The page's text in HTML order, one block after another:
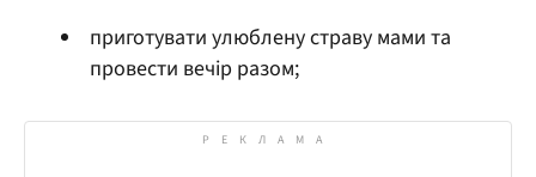
приготувати улюблену страву мами та
провести вечір разом;